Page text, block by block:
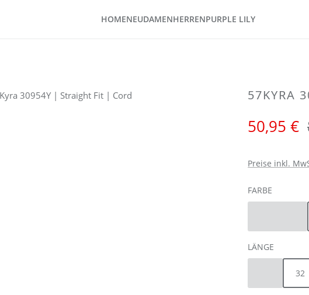
HOMENEUDAMENHERRENPURPLE LILY
57KYRA
Verkaufspreis:
50,95 €
Preise inkl.
FARBE
(Diese
LÄNGE
(Diese
32